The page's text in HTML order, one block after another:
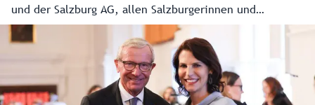
und der Salzburg AG, allen Salzburgerinnen und
Salzburgern kostenlose, produktneutrale und unabhängige
Beratung in allen Energiefragen an. In diesem Video wird
anhand eines Beispiels in Bergheim, bei dem zwei
Nachbarn zusammen in eine Wärmepumpe mit
Tiefenbohrung investieren, gezeigt, wie die